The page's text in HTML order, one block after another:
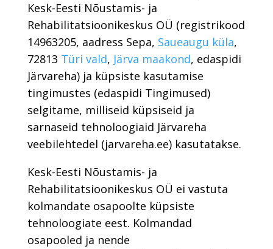
Kesk-Eesti Nõustamis- ja
Rehabilitatsioonikeskus OÜ (registrikood
14963205, aadress Sepa, Saueaugu küla,
72813 Türi vald, Järva maakond, edaspidi
Järvareha) ja küpsiste kasutamise
tingimustes (edaspidi Tingimused)
selgitame, milliseid küpsiseid ja
sarnaseid tehnoloogiaid Järvareha
veebilehtedel (jarvareha.ee) kasutatakse.
Kesk-Eesti Nõustamis- ja
Rehabilitatsioonikeskus OÜ ei vastuta
kolmandate osapoolte küpsiste
tehnoloogiate eest. Kolmandad
osapooled ja nende